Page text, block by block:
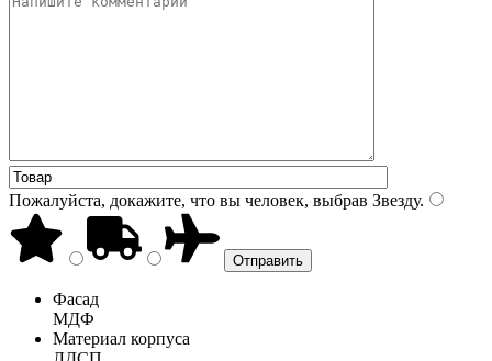
Пожалуйста, докажите, что вы человек, выбрав Звезду.
Фасад
МДФ
Материал корпуса